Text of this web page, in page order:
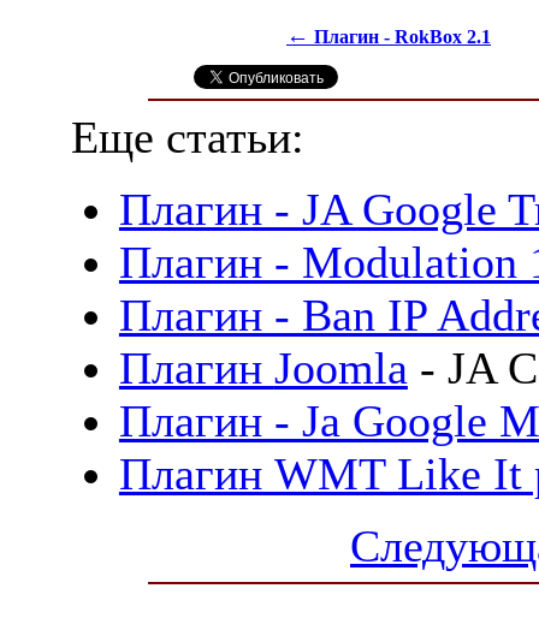
← Плагин - RokBox 2.1
Еще статьи:
Плагин - JA Google
Плагин - Modulation
Плагин - Ban IP
Плагин Joomla - JA
Плагин - Ja Google
Плагин WMT Like It